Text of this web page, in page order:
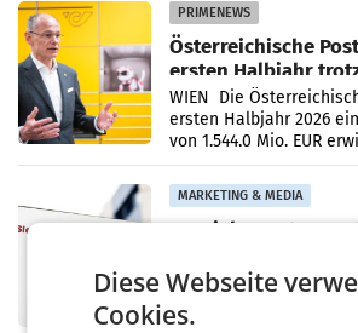
PRIMENEWS
Österreichische
ersten Halbjahr
Briefgeschäft
WIEN Die
ersten Halbjahr 2026
von 1.544,0 Mio. EUR
einem Plus von 3,8
Vergleichszeitraum
MARKETING & MEDIA
ProSiebenSat.1
UNTERFÖHRING/
Fernsehkonzern
Frühjahr dank
Diese Webseite
Cookies.